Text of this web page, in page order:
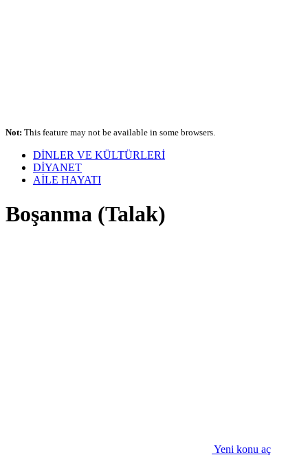
Not: This feature may not be available in some browsers.
DİNLER VE KÜLTÜRLERİ
DİYANET
AİLE HAYATI
Boşanma (Talak)
Yeni konu aç